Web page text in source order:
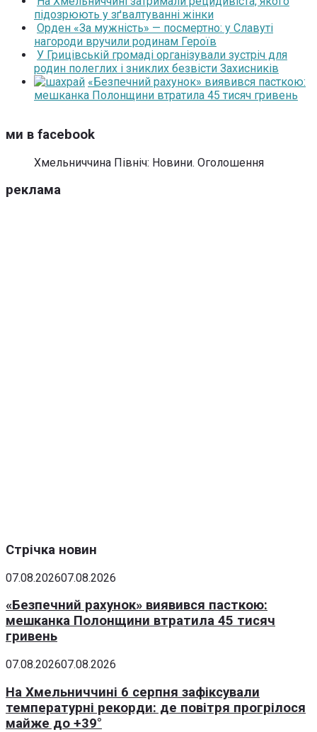
підозрюють у зґвалтуванні жінки
Орден «За мужність» — посмертно: у Славуті
нагороди вручили родинам Героїв
У Грицівській громаді організували зустріч для
родин полеглих і зниклих безвісти Захисників
«Безпечний рахунок» виявився пасткою:
мешканка Полонщини втратила 45 тисяч гривень
ми в facebook
Хмельниччина Північ: Новини. Оголошення
реклама
Стрічка новин
07.08.202607.08.2026
«Безпечний рахунок» виявився пасткою:
мешканка Полонщини втратила 45 тисяч
гривень
07.08.202607.08.2026
На Хмельниччині 6 серпня зафіксували
температурні рекорди: де повітря прогрілося
майже до +39°